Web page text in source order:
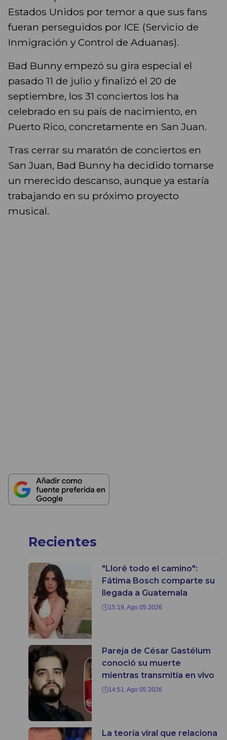
Estados Unidos por temor a que sus fans
fueran perseguidos por ICE (Servicio de
Inmigración y Control de Aduanas).
Bad Bunny empezó su gira especial el
pasado 11 de julio y finalizó el 20 de
septiembre, los 31 conciertos los ha
celebrado en su país de nacimiento, en
Puerto Rico, concretamente en San Juan.
Tras cerrar su maratón de conciertos en
San Juan, Bad Bunny ha decidido tomarse
un merecido descanso, aunque ya estaría
trabajando en su próximo proyecto
musical.
Recientes
"Lloré todo el camino":
Fátima Bosch comparte su
llegada a Guatemala
15:19, Ago 05 2026
Pareja de César Gastélum
conoció su muerte
mientras transmitía en vivo
14:51, Ago 05 2026
La teoría viral que relaciona